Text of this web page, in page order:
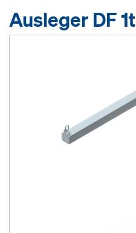
Ausleger DF 1t